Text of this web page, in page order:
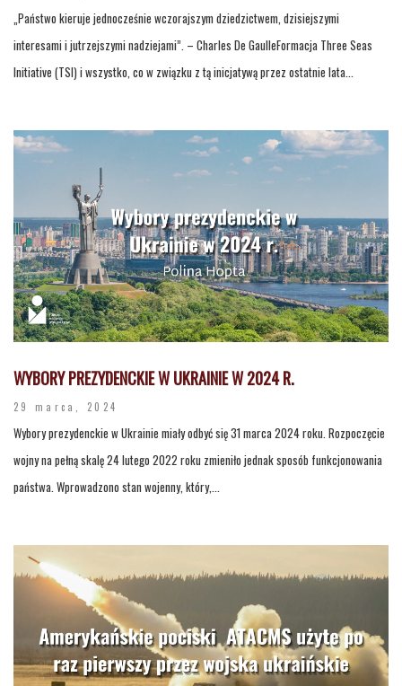
„Państwo kieruje jednocześnie wczorajszym dziedzictwem, dzisiejszymi
interesami i jutrzejszymi nadziejami”. – Charles De GaulleFormacja Three Seas
Initiative (TSI) i wszystko, co w związku z tą inicjatywą przez ostatnie lata...
WYBORY PREZYDENCKIE W UKRAINIE W 2024 R.
29 marca, 2024
Wybory prezydenckie w Ukrainie miały odbyć się 31 marca 2024 roku. Rozpoczęcie
wojny na pełną skalę 24 lutego 2022 roku zmieniło jednak sposób funkcjonowania
państwa. Wprowadzono stan wojenny, który,...